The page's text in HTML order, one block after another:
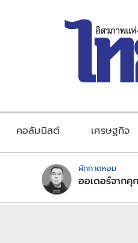
คอลัมนิสต์ เศรษฐกิจ
ผักกาดหอม
ออเดอร์จากคุ